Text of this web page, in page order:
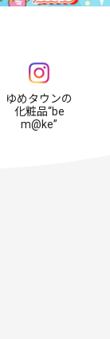
ゆめタウンの
化粧品“be
m@ke”